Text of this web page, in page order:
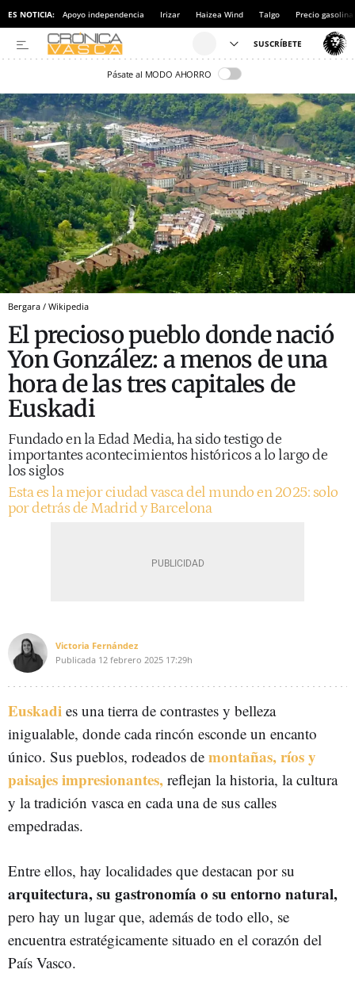
ES NOTICIA: Apoyo independencia Irizar Haizea Wind Talgo Precio gasolina
Pásate al MODO AHORRO
Bergara / Wikipedia
El precioso pueblo donde nació
Yon González: a menos de una
hora de las tres capitales de
Euskadi
Fundado en la Edad Media, ha sido testigo de
importantes acontecimientos históricos a lo largo de
los siglos
Esta es la mejor ciudad vasca del mundo en 2025: solo
por detrás de Madrid y Barcelona
Victoria Fernández
Publicada 12 febrero 2025 17:29h
Euskadi es una tierra de contrastes y belleza
inigualable, donde cada rincón esconde un encanto
único. Sus pueblos, rodeados de montañas, ríos y
paisajes impresionantes, reflejan la historia, la cultura
y la tradición vasca en cada una de sus calles
empedradas.
Entre ellos, hay localidades que destacan por su
arquitectura, su gastronomía o su entorno natural,
pero hay un lugar que, además de todo ello, se
encuentra estratégicamente situado en el corazón del
País Vasco.